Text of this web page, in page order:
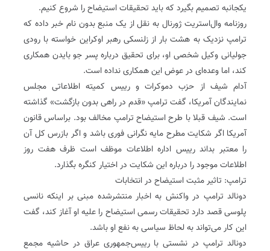
یکجانبه تصمیم بگیرد که باید تحقیقات استیضاح را شروع کنیم.
روزنامه وال‌استریت ژورنال به نقل از یک منبع بدون نام خبر داده که
ترامپ نزدیک به هشت بار از زلنسکی رهبر اوکراین خواسته با رودی
جولیانی وکیل شخصی او، برای تحقیق درباره پسر جو بایدن همکاری
کند، اما وعده‌ای در عوض این همکاری نداده است.
آدام شیف‌ از حزب دموکرات و رییس کمیته اطلاعاتی مجلس
نمایندگان آمریکا، گفت ترامپ «قدم در راهی بدون بازگشت» گذاشته
است. شیف قبلا با طرح استیضاح ترامپ مخالف بود. براساس قانون
آمریکا اگر شکایت مطرح مایه نگرانی فوری باشد و اگر بازرس کل آن
را معتبر بداند رییس اداره اطلاعات موظف است ظرف هفت روز
اطلاعات موجود را درباره این شکایت در اختیار کنگره بگذارد.
ترامپ: تاثیر مثبت استیضاح در انتخابات
دونالد ترامپ در واکنش به اخبار منتشرشده مبنی بر اینکه نانسی
پلوسی قصد دارد تحقیقات رسمی استیضاح را علیه او آغاز کند، گفت
این کار می‌تواند به لحاظ سیاسی به نفع او باشد.
دونالد ترامپ در نشستی با رییس‌جمهوری عراق در حاشیه مجمع